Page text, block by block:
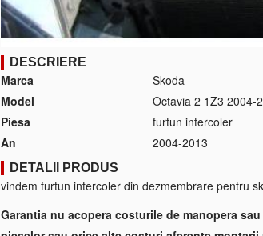
DESCRIERE
Marca
Skoda
Model
Octavia 2 1Z3 2004-
Piesa
furtun intercoler
An
2004-2013
DETALII PRODUS
vindem furtun intercoler din dezmembrare pentru
Garantia nu acopera costurile de manopera